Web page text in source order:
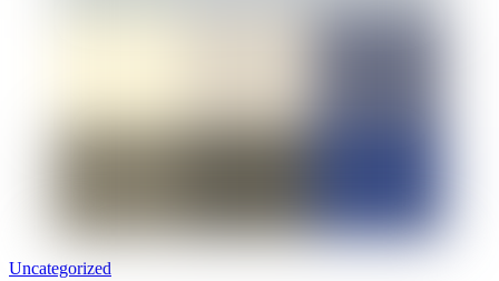
Uncategorized